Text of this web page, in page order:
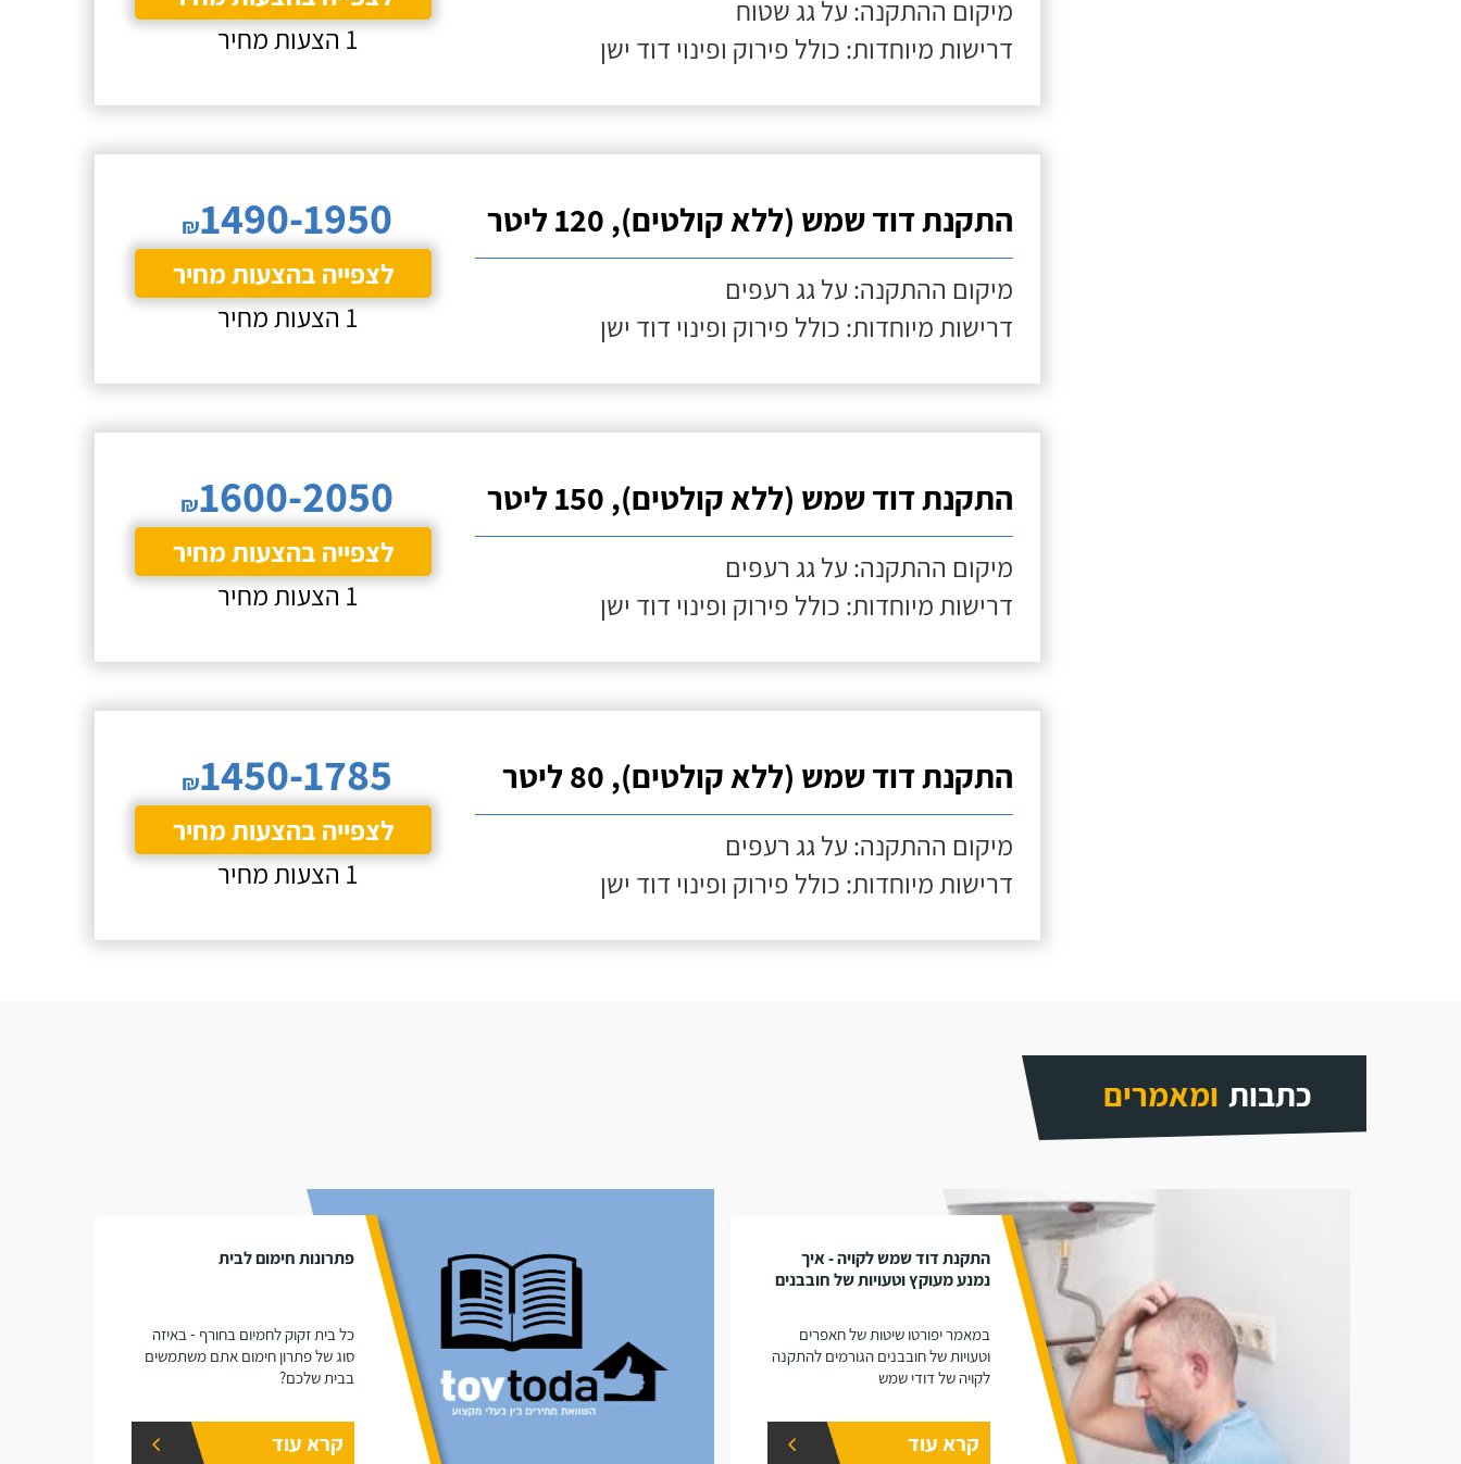
מיקום ההתקנה: על גג שטוח
דרישות מיוחדות: כולל פירוק ופינוי דוד ישן
1 הצעות מחיר
התקנת דוד שמש (ללא קולטים), 120 ליטר
מיקום ההתקנה: על גג רעפים
דרישות מיוחדות: כולל פירוק ופינוי דוד ישן
₪1490-1950
לצפייה בהצעות מחיר
1 הצעות מחיר
התקנת דוד שמש (ללא קולטים), 150 ליטר
מיקום ההתקנה: על גג רעפים
דרישות מיוחדות: כולל פירוק ופינוי דוד ישן
₪1600-2050
לצפייה בהצעות מחיר
1 הצעות מחיר
התקנת דוד שמש (ללא קולטים), 80 ליטר
מיקום ההתקנה: על גג רעפים
דרישות מיוחדות: כולל פירוק ופינוי דוד ישן
₪1450-1785
לצפייה בהצעות מחיר
1 הצעות מחיר
כתבות ומאמרים
התקנת דוד שמש לקויה - איך
נמנע מעוקץ וטעויות של חובבנים
במאמר יפורטו שיטות של חאפרים
וטעויות של חובבנים הגורמים להתקנה
לקויה של דודי שמש
קרא עוד
פתרונות חימום לבית
כל בית זקוק לחמיום בחורף - באיזה
סוג של פתרון חימום אתם משתמשים
בבית שלכם?
קרא עוד